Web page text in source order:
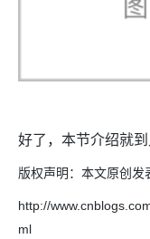
好了，本节介绍就到
版权声明：本文原创发
http://
ml